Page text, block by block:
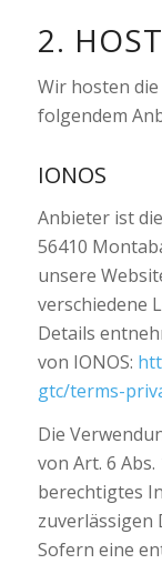
2.
Wir hosten
folgendem
IONOS
Anbieter ist
56410
unsere
verschiedene
Details
von IONOS:
gtc/terms-
Die
von Art. 6 Abs.
berechtigtes
zuverlässigen
Sofern eine